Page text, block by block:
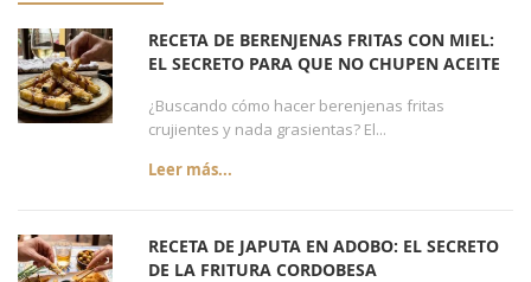
RECETA DE BERENJENAS FRITAS CON MIEL:
EL SECRETO PARA QUE NO CHUPEN ACEITE
¿Buscando cómo hacer berenjenas fritas
crujientes y nada grasientas? El...
Leer más...
RECETA DE JAPUTA EN ADOBO: EL SECRETO
DE LA FRITURA CORDOBESA